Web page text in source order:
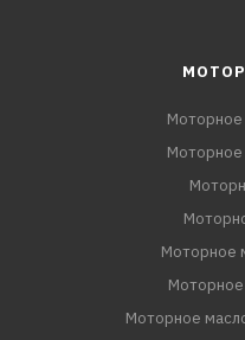
Моторное
Моторное
Моторное
Моторное